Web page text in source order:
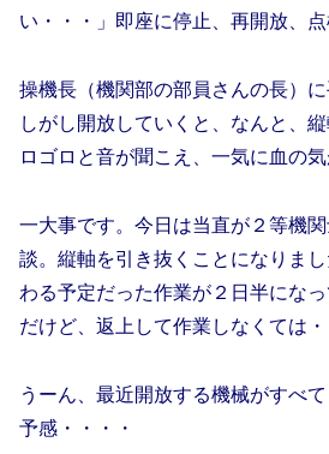
い・・・」即座に停止、再開放、点
操機長（機関部の部員さんの長）
しがし開放していくと、なんと、
ロゴロと音が聞こえ、一気に血の気
一大事です。今日は当直が２等機
談。縦軸を引き抜くことになりま
わる予定だった作業が２日半にな
だけど、返上して作業しなくては・
うーん、最近開放する機械がすべ
予感・・・・